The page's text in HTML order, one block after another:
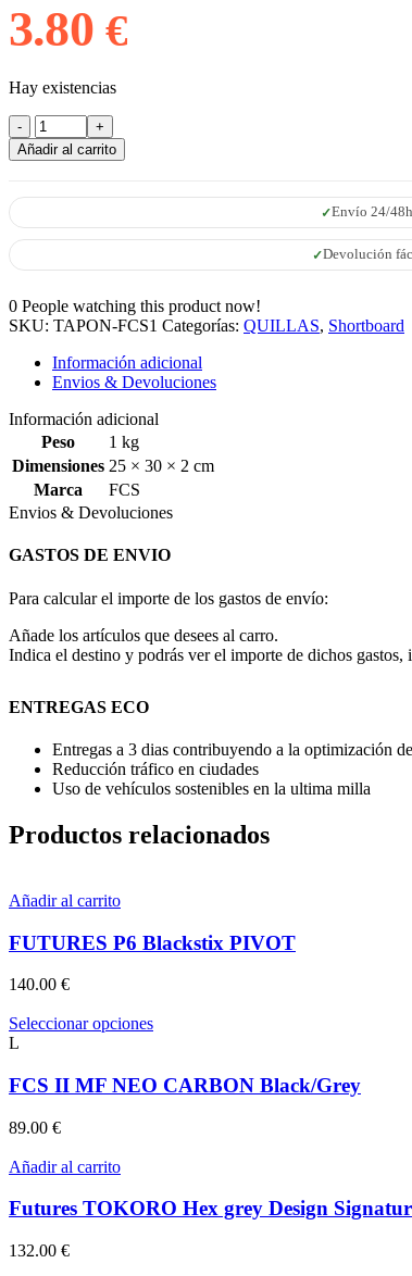
3.80 €
Hay existencias
Tapón
quillas
FCS1
cantidad
Añadir al carrito
Envío 24/48h
Devolución
0 People watching this product now!
SKU: TAPON-FCS1 Categorías: QUILLAS, Shortboard
Información adicional
Envios & Devoluciones
Información adicional
Peso
1 kg
Dimensiones 25 × 30 × 2 cm
Marca
FCS
Envios & Devoluciones
GASTOS DE ENVIO
Para calcular el importe de los gastos de envío:
Añade los artículos que desees al carro.
Indica el destino y podrás ver el importe de dichos
ENTREGAS ECO
Entregas a 3 dias contribuyendo a la optimización
Reducción tráfico en ciudades
Uso de vehículos sostenibles en la ultima milla
Productos relacionados
Añadir al carrito
FUTURES P6 Blackstix PIVOT
140.00 €
Seleccionar opcionesEste
múltiples
variantes.
elegir
en
L
FCS II MF NEO CARBON Black/Grey
89.00 €
Añadir al carrito
Futures TOKORO Hex grey Design
132.00 €